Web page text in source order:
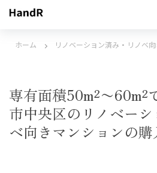
ホーム リノベーション済み・リノベ
専有面積50m²〜60m²
市中央区のリノベーシ
ベ向きマンションの